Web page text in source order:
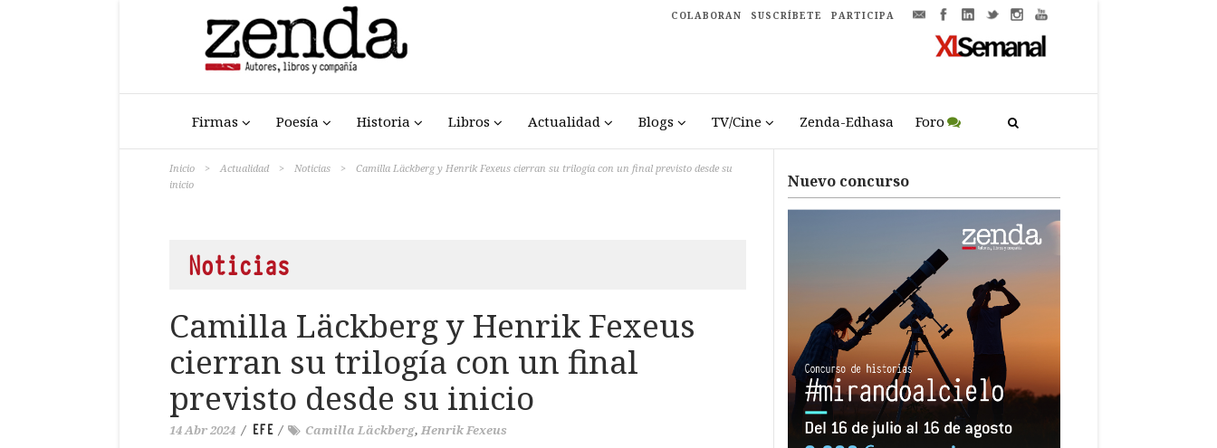
COLABORAN SUSCRÍBETE PARTICIPA
Firmas Poesía Historia Libros Actualidad Blogs TV/Cine Zenda-Edhasa Foro
Inicio > Actualidad > Noticias >
Camilla Läckberg y Henrik Fexeus cierran su trilogía con un final previsto desde su
inicio
Noticias
Camilla Läckberg y Henrik Fexeus
cierran su trilogía con un final
previsto desde su inicio
14 Abr 2024 / EFE / Camilla Läckberg, Henrik Fexeus
Nuevo concurso